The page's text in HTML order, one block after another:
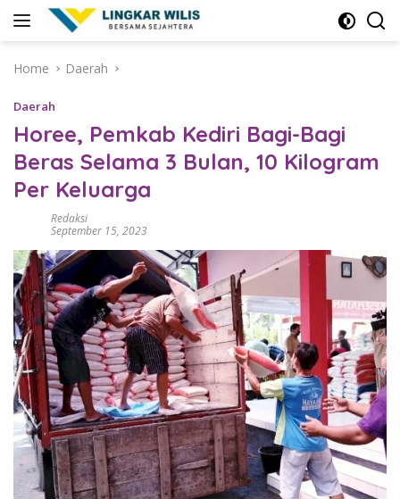
Home
Daerah
Daerah
Horee, Pemkab Kediri Bagi-Bagi
Beras Selama 3 Bulan, 10 Kilogram
Per Keluarga
Redaksi
September 15, 2023